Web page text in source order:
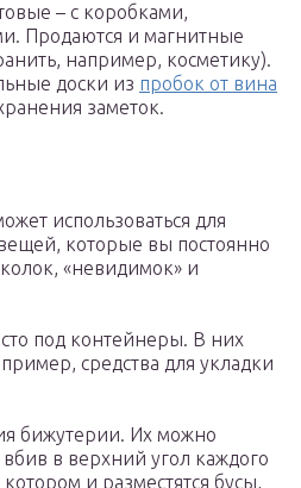
– с коробками,
Продаются и магнитные
например, косметику).
доски из пробок от вина
заметок.
использоваться для
которые вы постоянно
«невидимок» и
под контейнеры. В них
средства для укладки
бижутерии. Их можно
вбив в верхний угол каждого
и разместятся бусы,